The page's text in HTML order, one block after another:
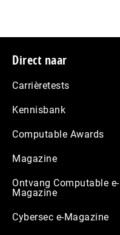
Footer
Direct naar
Carrièretests
Kennisbank
Computable Awards
Magazine
Ontvang Computable e-
Magazine
Cybersec e-Magazine